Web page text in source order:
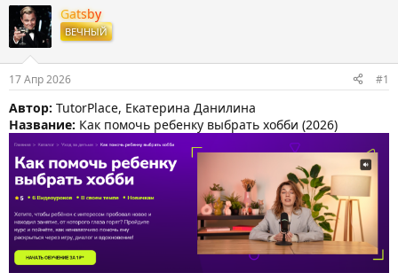
т
о
р
т
е
м
ы
т
а
н
а
л
а
Gatsby
ВЕЧНЫЙ
17 Апр 2026 #1
Автор: TutorPlace, Екатерина Данилина
Название: Как помочь ребенку выбрать хобби (2026)